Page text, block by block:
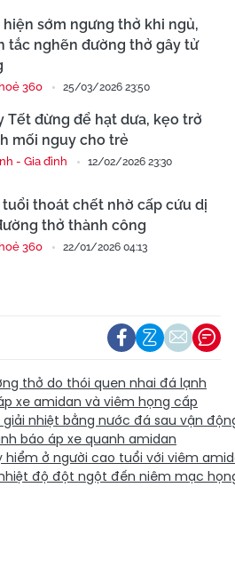
hiện sớm ngưng thở khi ngủ,
tắc nghẽn đường thở gây tử
360 25/03/2026 23:50
Tết đừng để hạt dưa, kẹo trở
mối nguy cho trẻ
- Gia đình 12/02/2026 23:30
tuổi thoát chết nhờ cấp cứu dị
thở thành công
360 22/01/2026 04:13
thở do thói quen nhai đá lạnh
xe amidan và viêm họng cấp
nhiệt bằng nước đá sau vận
báo áp xe quanh amidan
hiểm ở người cao tuổi với viêm
độ đột ngột đến niêm mạc